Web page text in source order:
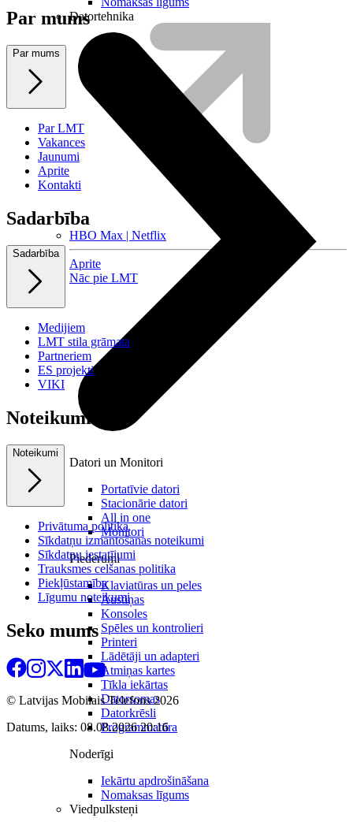
HBO Max | Netflix
Aprite
Nāc pie LMT
Datortehnika
Datori un Monitori
Portatīvie datori
Stacionārie datori
All in one
Monitori
Piederumi
Klaviatūras un peles
Austiņas
Konsoles
Spēles un kontrolieri
Printeri
Lādētāji un adapteri
Atmiņas kartes
Tīkla iekārtas
Datorsomas
Datorkrēsli
Programmatūra
Noderīgi
Iekārtu apdrošināšana
Nomaksas līgums
Viedpulksteņi
Par mums
Par mums
Par LMT
Vakances
Jaunumi
Aprite
Kontakti
Sadarbība
Sadarbība
Medijiem
LMT stila grāmata
Partneriem
ES projekti
VIKI
Noteikumi
Noteikumi
Privātuma politika
Sīkdatņu izmantošanas noteikumi
Sīkdatņu iestatījumi
Trauksmes celšanas politika
Piekļūstamība
Līgumu noteikumi
Seko mums
© Latvijas Mobilais Telefons2026
Datums, laiks: 08.08.2026 20:16